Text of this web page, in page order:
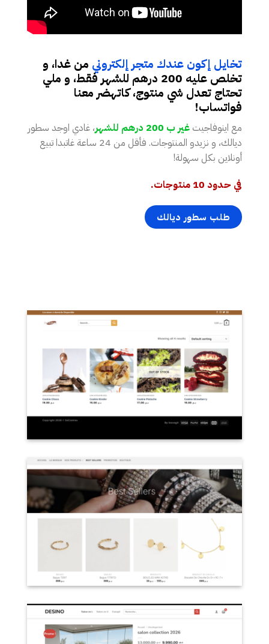
تخايل إكون عندك متجر إلكتروني من غدا، و
تخلص عليه 200 درهم للشهر فقط، و ملي
تحتاج تعدل شي منتوج، كاتهضر معنا
فواتساب!
مع اينوفاجيت غير ب 200 درهم للشهر
، غادي اوجد سطور
ديالك، و نزيدو المنتوجات. فأقل من 24 ساعة غاتبدا تبيع
أونلاين بكل سهولة!
في حدود 10 منتوجات.
طلب سطور ديالك